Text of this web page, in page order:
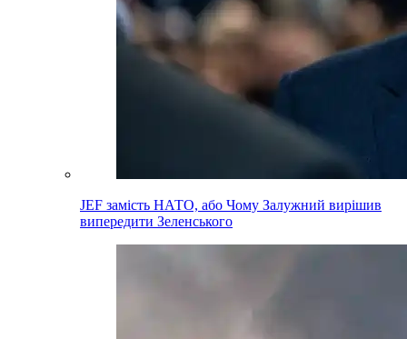
JEF замість НАТО, або Чому Залужний вирішив
випередити Зеленського